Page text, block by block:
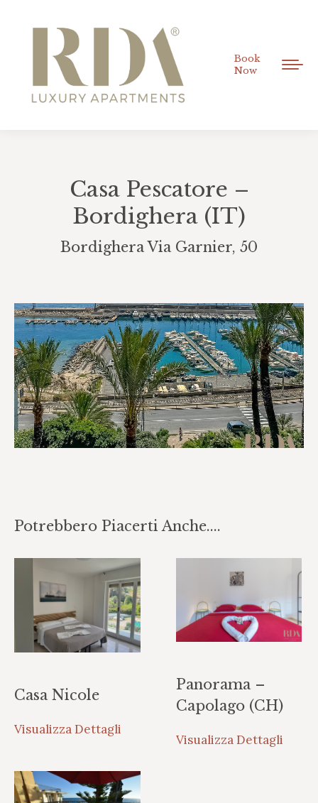
Book
Now
Casa Pescatore –
Bordighera (IT)
Bordighera Via Garnier, 50
Potrebbero Piacerti Anche....
Casa Nicole
Visualizza Dettagli
Panorama –
Capolago (CH)
Visualizza Dettagli